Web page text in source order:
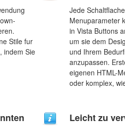
Stile fur
indem Sie
Jede
Menuparameter
in Vista Buttons
um sie dem
und Ihrem
anzupassen.
eigenen HTML-
oder komplex,
Leicht zu